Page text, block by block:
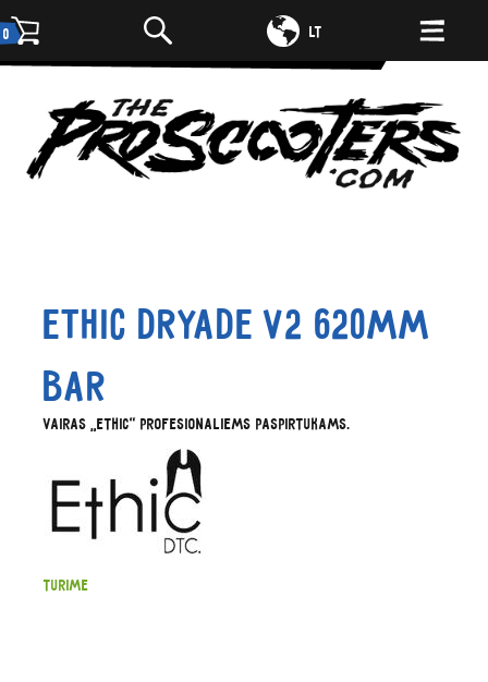
0 LT
DE
Ethic Dryade V2 620mm
Bar
Vairas „Ethic“ profesionaliems paspirtukams.
Turime